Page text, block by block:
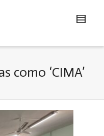
como ‘CIMA’